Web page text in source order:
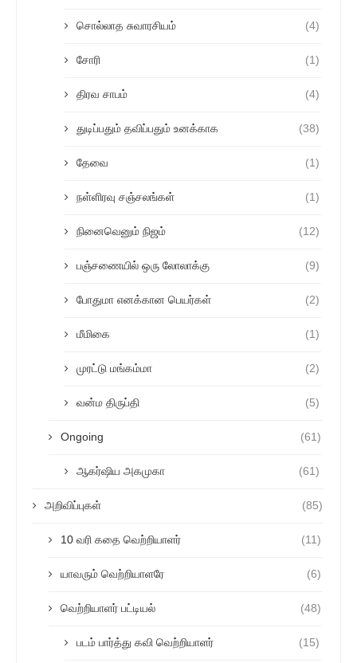
சொல்லாத சுவாரசியம் (4)
சோரி (1)
திரவ சாபம் (4)
துடிப்பதும் தவிப்பதும் உனக்காக (38)
தேவை (1)
நள்ளிரவு சஞ்சலங்கள் (1)
நினைவெனும் நிஜம் (12)
பஞ்சணையில் ஒரு லோலாக்கு (9)
போதுமா எனக்கான பெயர்கள் (2)
மீமிகை (1)
முரட்டு மங்கம்மா (2)
வன்ம திருப்தி (5)
Ongoing (61)
ஆகர்ஷிய அகமுகா (61)
அறிவிப்புகள் (85)
10 வரி கதை வெற்றியாளர் (11)
யாவரும் வெற்றியாளரே (6)
வெற்றியாளர் பட்டியல் (48)
படம் பார்த்து கவி வெற்றியாளர் (15)